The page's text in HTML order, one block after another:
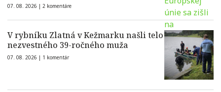
07. 08. 2026 | 2 komentáre
V rybníku Zlatná v Kežmarku našli telo
nezvestného 39-ročného muža
07. 08. 2026 | 1 komentár